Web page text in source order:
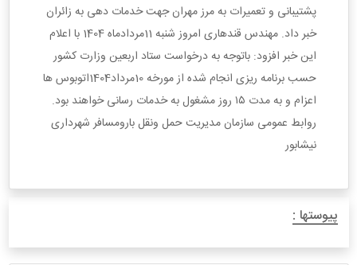
پشتیبانی و تعمیرات به مرز مهران جهت خدمات دهی به زائران
خبر داد.
مهندس قندهاری امروز شنبه 11مردادماه 1404 با اعلام
این خبر افزود: باتوجه به درخواست ستاد اربعین وزارت کشور
حسب برنامه ریزی انجام شده از مورخه 10مرداد1404اتوبوس ها
اعزام و به مدت ۱۵ روز مشغول به خدمات رسانی خواهند بود.
روابط عمومی سازمان مدیریت حمل ونقل بارومسافر شهرداری
نیشابور
پیوستها :